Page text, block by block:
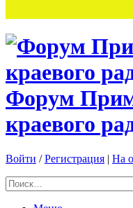
Форум
краевого
Войти /Регистрация | На